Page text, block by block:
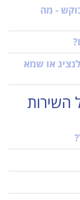
- מה
או שמא
השירות